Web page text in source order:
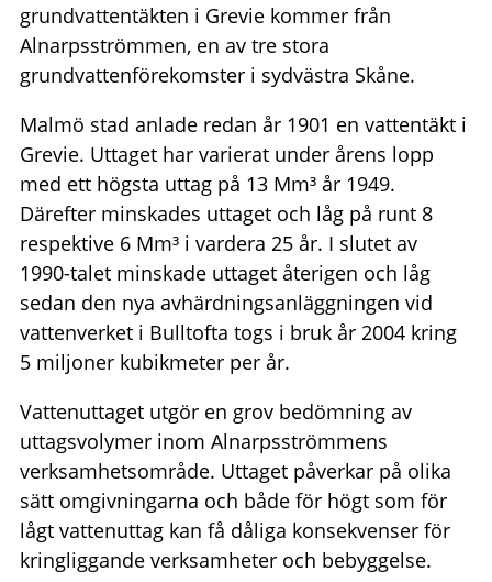
grundvattentäkten i Grevie kommer från
Alnarpsströmmen, en av tre stora
grundvattenförekomster i sydvästra Skåne.
Malmö stad anlade redan år 1901 en vattentäkt i
Grevie. Uttaget har varierat under årens lopp
med ett högsta uttag på 13 Mm³ år 1949.
Därefter minskades uttaget och låg på runt 8
respektive 6 Mm³ i vardera 25 år. I slutet av
1990-talet minskade uttaget återigen och låg
sedan den nya avhärdningsanläggningen vid
vattenverket i Bulltofta togs i bruk år 2004 kring
5 miljoner kubikmeter per år.
Vattenuttaget utgör en grov bedömning av
uttagsvolymer inom Alnarpsströmmens
verksamhetsområde. Uttaget påverkar på olika
sätt omgivningarna och både för högt som för
lågt vattenuttag kan få dåliga konsekvenser för
kringliggande verksamheter och bebyggelse.